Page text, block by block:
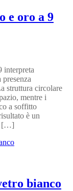
e oro a 9
interpreta
struttura circolare
mentre i
a soffitto
è un
[…]
bianco